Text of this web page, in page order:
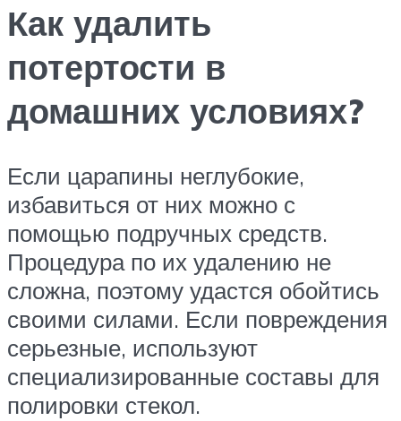
Как удалить
потертости в
домашних условиях?
Если царапины неглубокие,
избавиться от них можно с
помощью подручных средств.
Процедура по их удалению не
сложна, поэтому удастся обойтись
своими силами. Если повреждения
серьезные, используют
специализированные составы для
полировки стекол.